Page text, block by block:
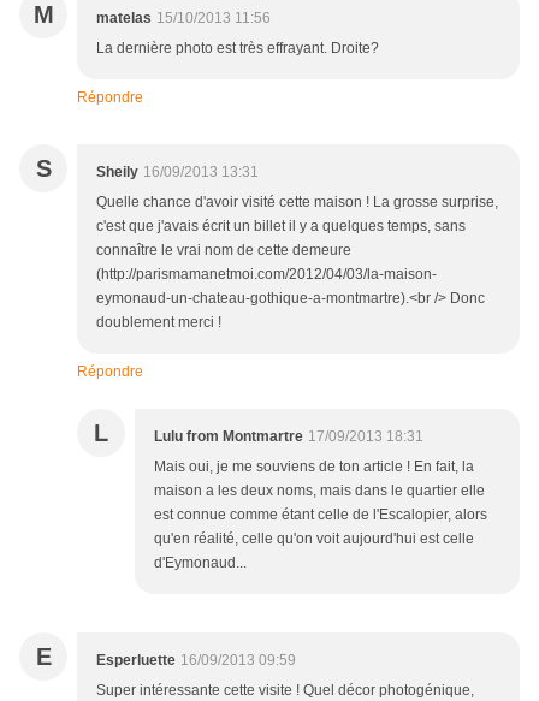
M matelas 15/10/2013 11:56
La dernière photo est très effrayant. Droite?
Répondre
S Sheily 16/09/2013 13:31
Quelle chance d'avoir visité cette maison ! La grosse surprise,
c'est que j'avais écrit un billet il y a quelques temps, sans
connaître le vrai nom de cette demeure
(http://parismamanetmoi.com/2012/04/03/la-maison-
eymonaud-un-chateau-gothique-a-montmartre).<br /> Donc
doublement merci !
Répondre
L Lulu from Montmartre 17/09/2013 18:31
Mais oui, je me souviens de ton article ! En fait, la
maison a les deux noms, mais dans le quartier elle
est connue comme étant celle de l'Escalopier, alors
qu'en réalité, celle qu'on voit aujourd'hui est celle
d'Eymonaud...
E Esperluette 16/09/2013 09:59
Super intéressante cette visite ! Quel décor photogénique,